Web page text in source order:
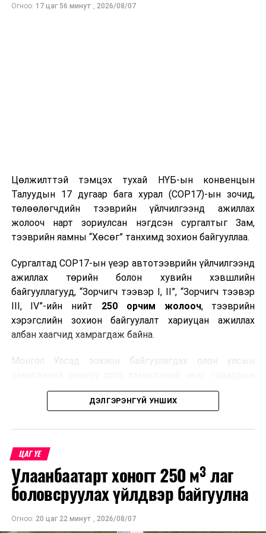
Огноо: 17 цаг 56 минут , 2026/08/07
Цөлжилттэй тэмцэх тухай НҮБ-ын конвенцын
Талуудын 17 дугаар бага хурал (COP17)-ын зочид,
төлөөлөгчдийн тээврийн үйлчилгээнд ажиллах
жолооч нарт зориулсан нэгдсэн сургалтыг Зам,
тээврийн яамны “Хөсөг” танхимд зохион байгууллаа.
Сургалтад COP17-ын үеэр автотээврийн үйлчилгээнд
ажиллах төрийн болон хувийн хэвшлийн
байгууллагууд, “Зорчигч тээвэр I, II”, “Зорчигч тээвэр
III, IV”-ийн нийт 250 орчим жолооч, тээврийн
хэрэгслийн зохион байгуулалт хариуцан ажиллах
албан хаагчид хамрагдаж байна.
Монгол Улсад зохион байгуулагдах олон улсын
зочид, төлөөлөгчдөд аюулгүй, шуурхай, соёлтой,
мэргэжлийн түвшинд тээврийн үйлчилгээ үзүүлэх
зохион байгуулалтын онцлог, зочид, төлөөлөгчдийн
ангилал, үйлчилгээний стандарт, жолооч нарын үүрэг
хариуцлага, сахилга бат, үйлчилгээний соёл, ёс зүй,
мэргэжлийн харилцааны талаар нэгдсэн мэдээлэл
өгчээ.
ДЭЛГЭРЭНГҮЙ УНШИХ
ЦАГ ҮЕ
Улаанбаатарт хоногт 250 м³ лаг
боловсруулах үйлдвэр байгуулна
Огноо: 20 цаг 22 минут , 2026/08/07